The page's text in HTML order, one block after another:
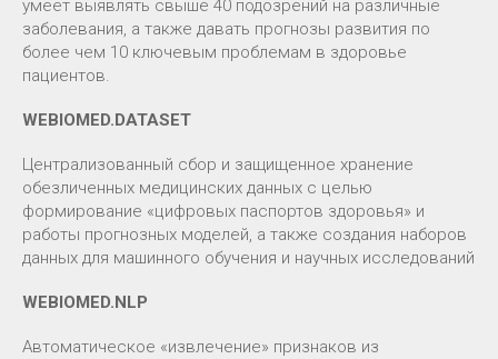
умеет выявлять свыше 40 подозрений на различные
заболевания, а также давать прогнозы развития по
более чем 10 ключевым проблемам в здоровье
пациентов.
WEBIOMED.DATASET
Централизованный сбор и защищенное хранение
обезличенных медицинских данных с целью
формирование «цифровых паспортов здоровья» и
работы прогнозных моделей, а также создания наборов
данных для машинного обучения и научных исследований
WEBIOMED.NLP
Автоматическое «извлечение» признаков из